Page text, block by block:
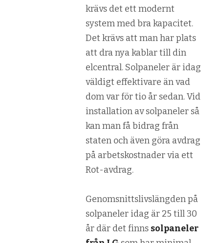
krävs det ett modernt
system med bra kapacitet.
Det krävs att man har plats
att dra nya kablar till din
elcentral. Solpaneler är idag
väldigt effektivare än vad
dom var för tio år sedan. Vid
installation av solpaneler så
kan man få bidrag från
staten och även göra avdrag
på arbetskostnader via ett
Rot-avdrag.
Genomsnittslivslängden på
solpaneler idag är 25 till 30
år där det finns solpaneler